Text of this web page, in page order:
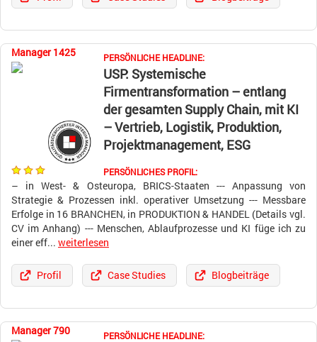
Manager 1425 PERSÖNLICHE HEADLINE:
USP: Systemische
Firmentransformation – entlang
der gesamten Supply Chain, mit KI
– Vertrieb, Logistik, Produktion,
Projektmanagement, ESG
PERSÖNLICHES PROFIL:
– in West- & Osteuropa, BRICS-Staaten --- Anpassung von
Strategie & Prozessen inkl. operativer Umsetzung --- Messbare
Erfolge in 16 BRANCHEN, in PRODUKTION & HANDEL (Details vgl.
CV im Anhang) --- Menschen, Ablaufprozesse und KI füge ich zu
einer eff... weiterlesen
Profil Case Studies Blogbeiträge
Manager 790 PERSÖNLICHE HEADLINE: